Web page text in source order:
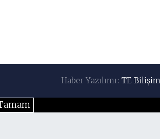
Haber Yazılımı:TE Bilişim